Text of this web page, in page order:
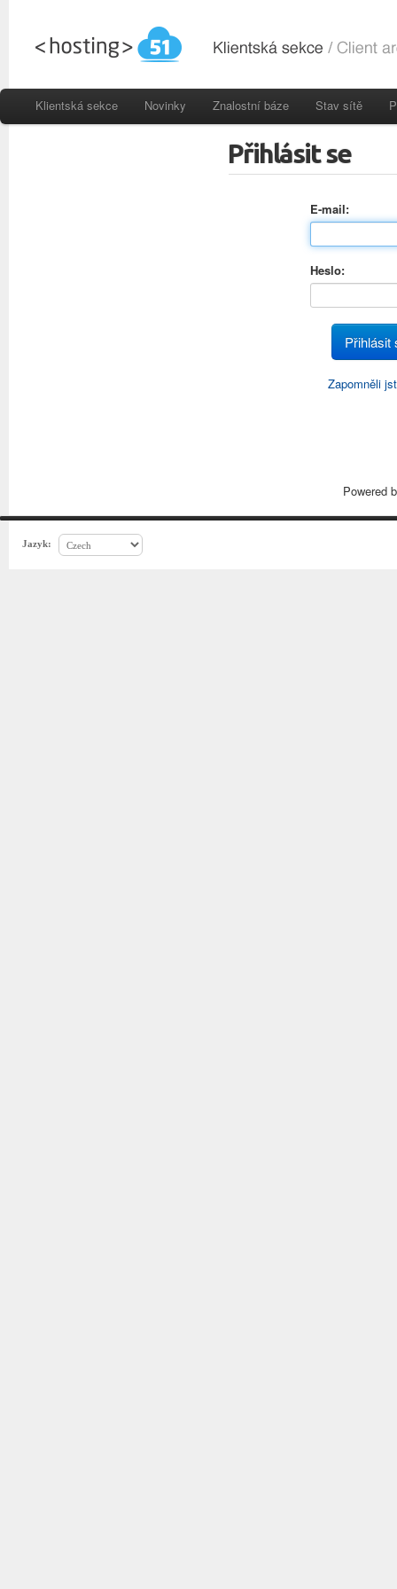
Klientská sekce Novinky Znalostní báze Stav sítě
Přihlásit se
E-mail:
Heslo:
Zapomněli
Powered
Jazyk: